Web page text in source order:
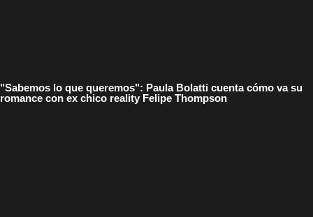
"Sabemos lo que queremos": Paula Bolatti cuenta cómo va su
romance con ex chico reality Felipe Thompson